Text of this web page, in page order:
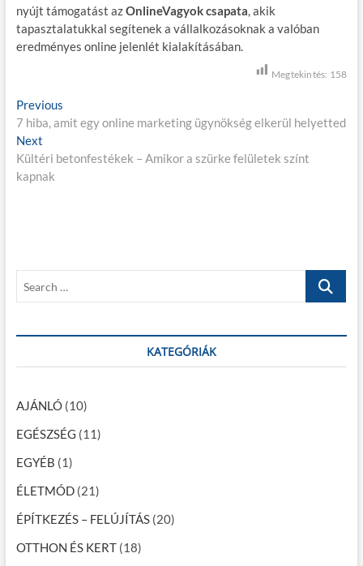
nyújt támogatást azOnlineVagyok csapata, akik
tapasztalatukkal segítenek a vállalkozásoknak a valóban
eredményes online jelenlét kialakításában.
Megtekintés: 158
B
e
j
e
z
é
n
a
v
i
g
á
c
i
ó
Previous
r
v
t
7 hiba, amit egy online marketing ügynökség elkerül helyetted
Next
e
x
:
Kültéri betonfestékek – Amikor a szürke felületek színt
kapnak
r
h
KATEGÓRIÁK
AJÁNLÓ(10)
EGÉSZSÉG (11)
EGYÉB (1)
ÉLETMÓD(21)
ÉPÍTKEZÉS – FELÚJÍTÁS(20)
OTTHON ÉS KERT(18)